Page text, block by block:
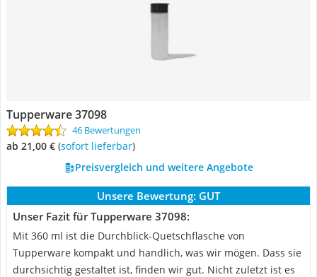
Tupperware 37098
46 Bewertungen
ab 21,00 € ( Sofort lieferbar)
Preisvergleich und weitere Angebote
Unsere Bewertung: GUT
Unser Fazit für Tupperware 37098:
Mit 360 ml ist die Durchblick-Quetschflasche von
Tupperware kompakt und handlich, was wir mögen. Dass sie
durchsichtig gestaltet ist, finden wir gut. Nicht zuletzt ist es